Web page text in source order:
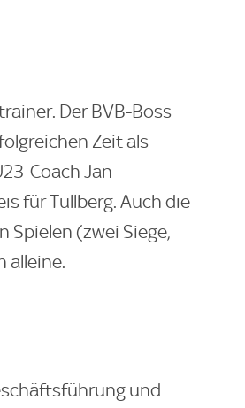
Der BVB-Boss
Zeit als
Coach Jan
für Tullberg. Auch die
Spielen (zwei Siege,
alleine.
und